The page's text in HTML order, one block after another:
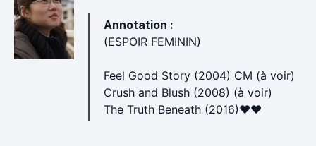
Annotation :
(ESPOIR FEMININ)
Feel Good Story (2004) CM (à voir)
Crush and Blush (2008) (à voir)
The Truth Beneath (2016)♥♥